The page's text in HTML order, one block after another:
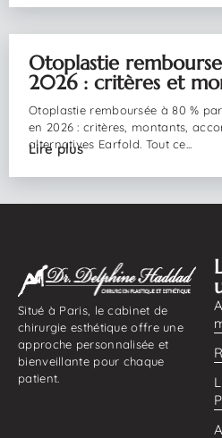
03/08/2026
Otoplastie
2026 : critères et
Otoplastie remboursée à 80 %
en 2026 : critères, montants,
alternatives Earfold. Tout ce...
Lire plus
Situé à Paris, le cabinet de
chirurgie esthétique offre une
approche personnalisée et
bienveillante pour chaque
patient.